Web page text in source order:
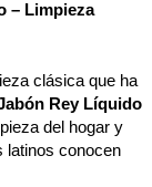
– Limpieza
clásica que ha
Rey Líquido
del hogar y
latinos conocen